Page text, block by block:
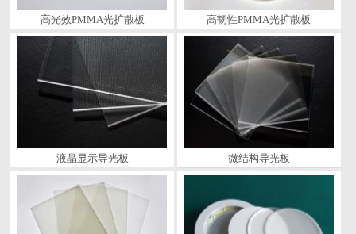
高光效PMMA光扩散板 高韧性PMMA光扩散板
液晶显示导光板 微结构导光板